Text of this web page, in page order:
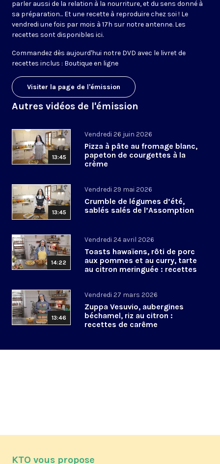
parler aussi de la relation à la nourriture, et du sens donné à
sa préparation... Et une recette à reproduire chez soi ! Le
vendredi une fois par mois à 17h sur notre antenne. Les
recettes sont disponibles ici.
Commandez dès aujourd'hui notre DVD avec le livret de
recettes inclus : Boutique en ligne
Visiter la page de l'émission
Autres vidéos de l'émission
13:45
Vendredi 26 juin 2026
Pizza à pâte au fromage blanc,
papeton de courgettes à la
crème
13:45
Vendredi 29 mai 2026
Crumble de légumes d’été,
sablés salés de l’Assomption
14:22
Vendredi 24 avril 2026
Toasts hawaïens, rôti de porc
aux pommes et au curry, tarte
au citron meringuée : recettes
13:46
Vendredi 27 mars 2026
Zuppa Vesuvio, aubergines
béchamel, riz au citron :
recettes de carême
KTO vous propose